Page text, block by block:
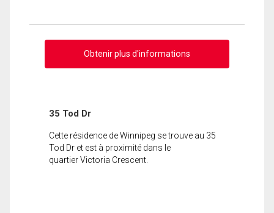
Obtenir plus d'informations
35 Tod Dr
Cette résidence de Winnipeg se trouve au 35
Tod Dr et est à proximité dans le
quartier Victoria Crescent.